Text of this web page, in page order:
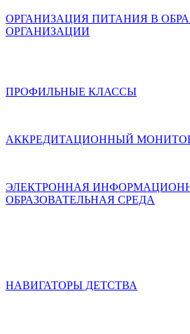
ОРГАНИЗАЦИЯ ПИТАНИЯ В
ОРГАНИЗАЦИИ
ПРОФИЛЬНЫЕ КЛАССЫ
АККРЕДИТАЦИОННЫЙ
ЭЛЕКТРОННАЯ
ОБРАЗОВАТЕЛЬНАЯ СРЕДА
НАВИГАТОРЫ ДЕТСТВА